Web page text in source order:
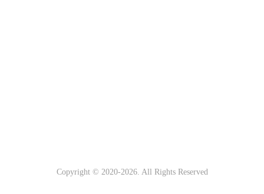
Copyright © 2020-2026. All Rights Reserved